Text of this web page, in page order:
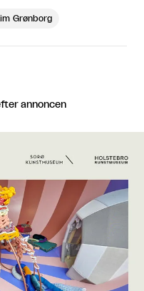
Grønborg
annoncen